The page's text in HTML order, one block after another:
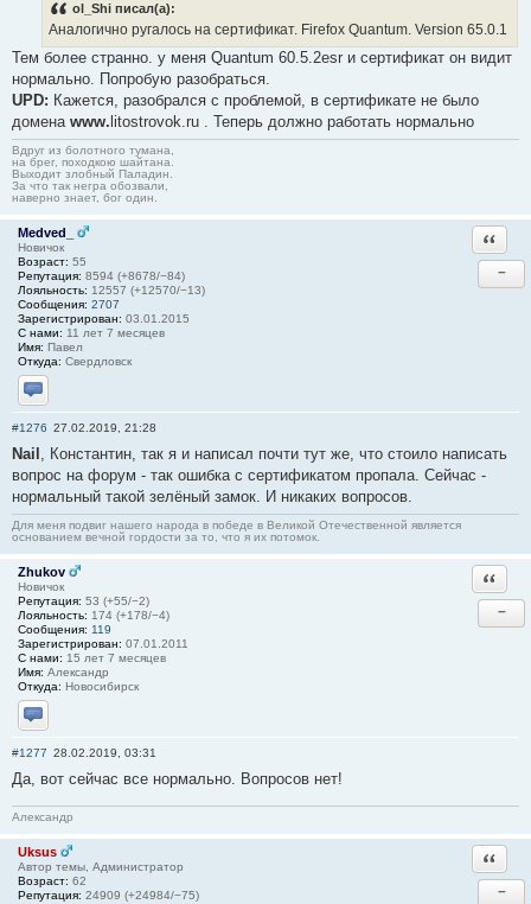
ol_Shi писал(а):
Аналогично ругалось на сертификат. Firefox Quantum. Version 65.0.1
Тем более странно. у меня Quantum 60.5.2esr и сертификат он видит
нормально. Попробую разобраться.
UPD: Кажется, разобрался с проблемой, в сертификате не было
домена www. litostrovok.ru . Теперь должно работать нормально
Вдруг из болотного тумана,
на брег, походкою шайтана.
Выходит злобный Паладин.
За что так негра обозвали,
наверно знает, бог один.
Medved_
Новичок
Возраст: 55
Репутация: 8594 (+8678/−84)
Лояльность: 12557 (+12570/−13)
Сообщения: 2707
Зарегистрирован: 03.01.2015
С нами: 11 лет 7 месяцев
Имя: Павел
Откуда: Свердловск
Отправить личное сообщение
−
#1276 27.02.2019, 21:28
Nail , Константин, так я и написал почти тут же, что стоило написать
вопрос на форум - так ошибка с сертификатом пропала. Сейчас -
нормальный такой зелёный замок. И никаких вопросов.
Для меня подвиг нашего народа в победе в Великой Отечественной является
основанием вечной гордости за то, что я их потомок.
Zhukov
Новичок
Репутация: 53 (+55/−2)
Лояльность: 174 (+178/−4)
Сообщения: 119
Зарегистрирован: 07.01.2011
С нами: 15 лет 7 месяцев
Имя: Александр
Откуда: Новосибирск
Отправить личное сообщение
−
#1277 28.02.2019, 03:31
Да, вот сейчас все нормально. Вопросов нет!
Александр
Uksus
Автор темы, Администратор
Возраст: 62
Репутация: 24909 (+24984/−75)
−